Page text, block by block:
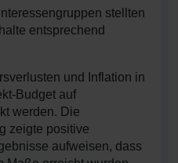
stellten
entsprechend
und Inflation in
Budget auf
werden. Die
zeigte positive
aufweisen, dass